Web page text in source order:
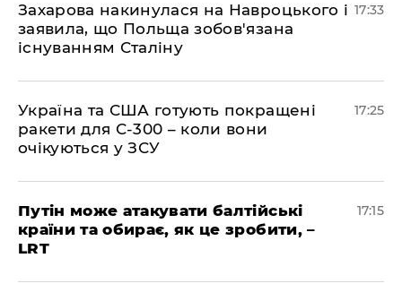
​Захарова накинулася на Навроцького і
заявила, що Польща зобов'язана
існуванням Сталіну
17:33
​Україна та США готують покращені
ракети для С-300 – коли вони
очікуються у ЗСУ
17:25
​Путін може атакувати балтійські
країни та обирає, як це зробити, –
LRT
17:15